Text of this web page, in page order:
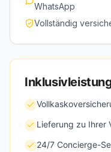
WhatsApp
Vollständig
Lieferung zu Ihrer
24/7 Concierge-